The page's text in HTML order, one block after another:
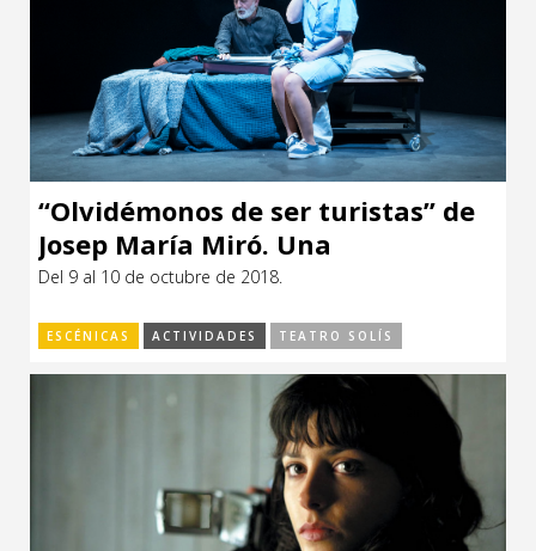
“Olvidémonos de ser turistas” de
Josep María Miró. Una
coproducción hispano-argentina
Del 9 al 10 de octubre de 2018.
ESCÉNICAS ACTIVIDADES TEATRO SOLÍS